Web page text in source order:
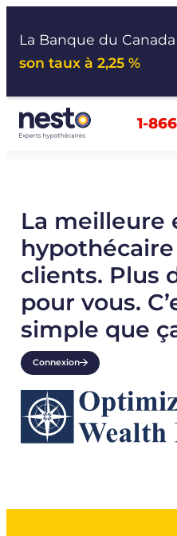
La Banque du Canada
son taux à 2,25 %
1-
La meilleure
clients. Plus
pour vous.
simple que
Connexion